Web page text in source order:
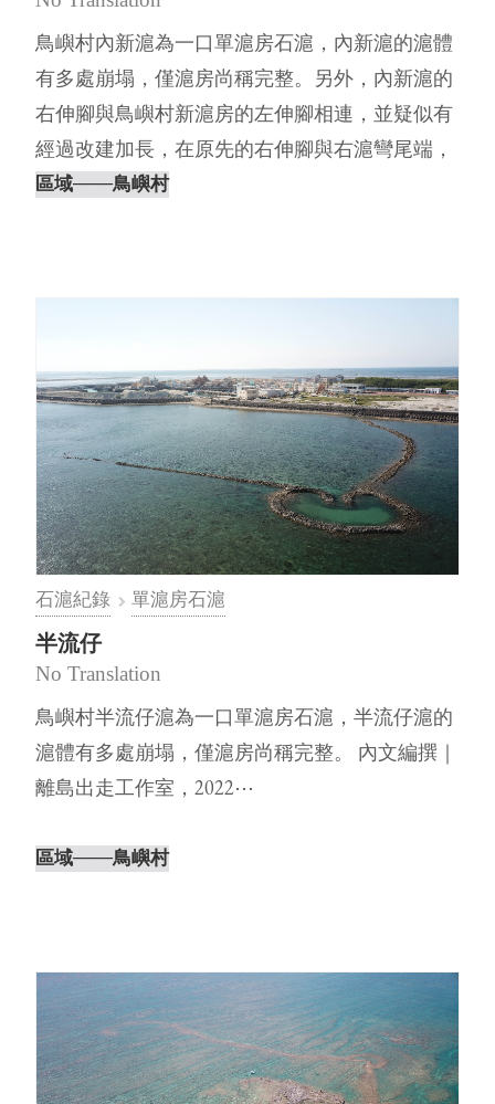
鳥嶼村內新滬為一口單滬房石滬，內新滬的滬體
有多處崩塌，僅滬房尚稱完整。另外，內新滬的
右伸腳與鳥嶼村新滬房的左伸腳相連，並疑似有
經過改建加長，在原先的右伸腳與右滬彎尾端，
又再延伸出一條差不多長度的伸腳與⋯
區域───鳥嶼村
石滬紀錄 單滬房石滬
半流仔
No Translation
鳥嶼村半流仔滬為一口單滬房石滬，半流仔滬的
滬體有多處崩塌，僅滬房尚稱完整。 內文編撰｜
離島出走工作室，2022⋯
區域───鳥嶼村